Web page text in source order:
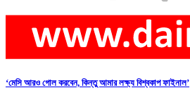
‘মেসি আরও গোল করবেন, কিন্তু আমার লক্ষ্য বিশ্বকাপ ফাইনাল’